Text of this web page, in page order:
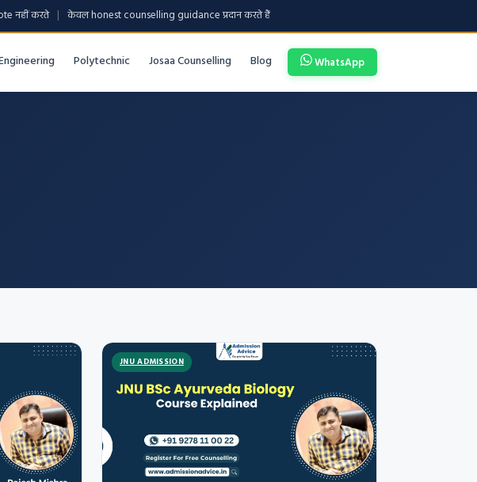
नहीं करते | केवल honest counselling guidance प्रदान करते हैं
Polytechnic Josaa Counselling Blog WhatsApp
JNU ADMISSION